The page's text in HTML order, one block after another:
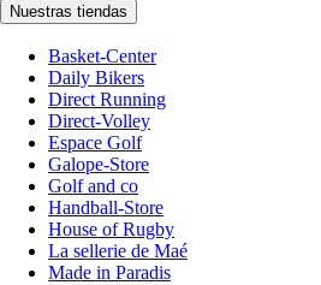
Nuestras tiendas
Basket-Center
Daily Bikers
Direct Running
Direct-Volley
Espace Golf
Galope-Store
Golf and co
Handball-Store
House of Rugby
La sellerie de Maé
Made in Paradis